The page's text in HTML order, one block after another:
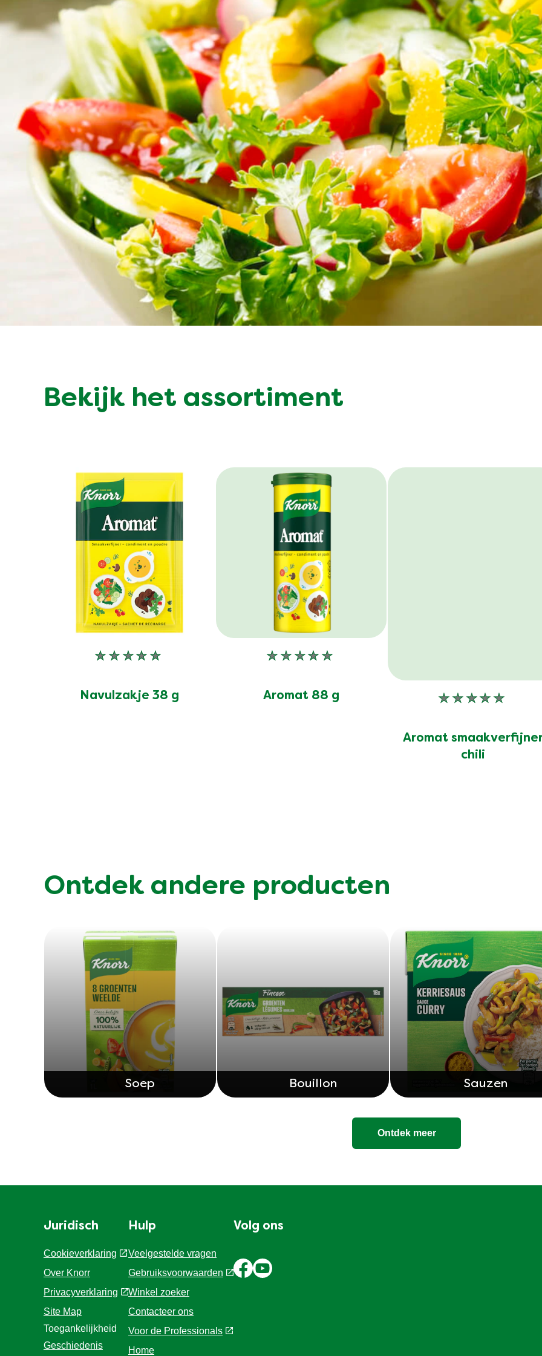
Bekijk het assortiment
Navulzakje 38 g
Geen
ingediend
Aromat 88 g
Geen
ingediend
Aromat
chili
Geen
ingediend
voor
Ontdek andere producten
Soep Bouillon Sauzen
Ontdek meer
Juridisch
Cookieverklaring
Over Knorr
Privacyverklaring
Cookie-instellingen
Site Map
Toegankelijkheid
Hulp
Veelgestelde vragen
Gebruiksvoorwaarden
Winkel zoeker
Contacteer ons
Voor de Professionals
Home
Volg ons